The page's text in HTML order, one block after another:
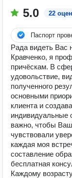
5.0 22
Паспорт
Рада видеть Вас
Кравченко, я
причёскам. В
удовольствие,
полученного
основными
клиента и
индивидуальные
важно, чтобы
чувствовали
каждая моя
составление
бесплатная
Каждому